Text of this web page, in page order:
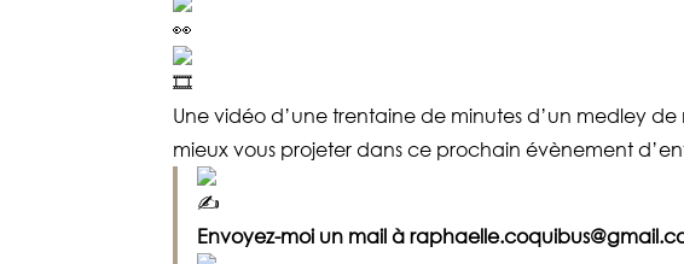
Une vidéo d’une trentaine de minutes d’un medley
mieux vous projeter dans ce prochain évènement
Envoyez-moi un mail à